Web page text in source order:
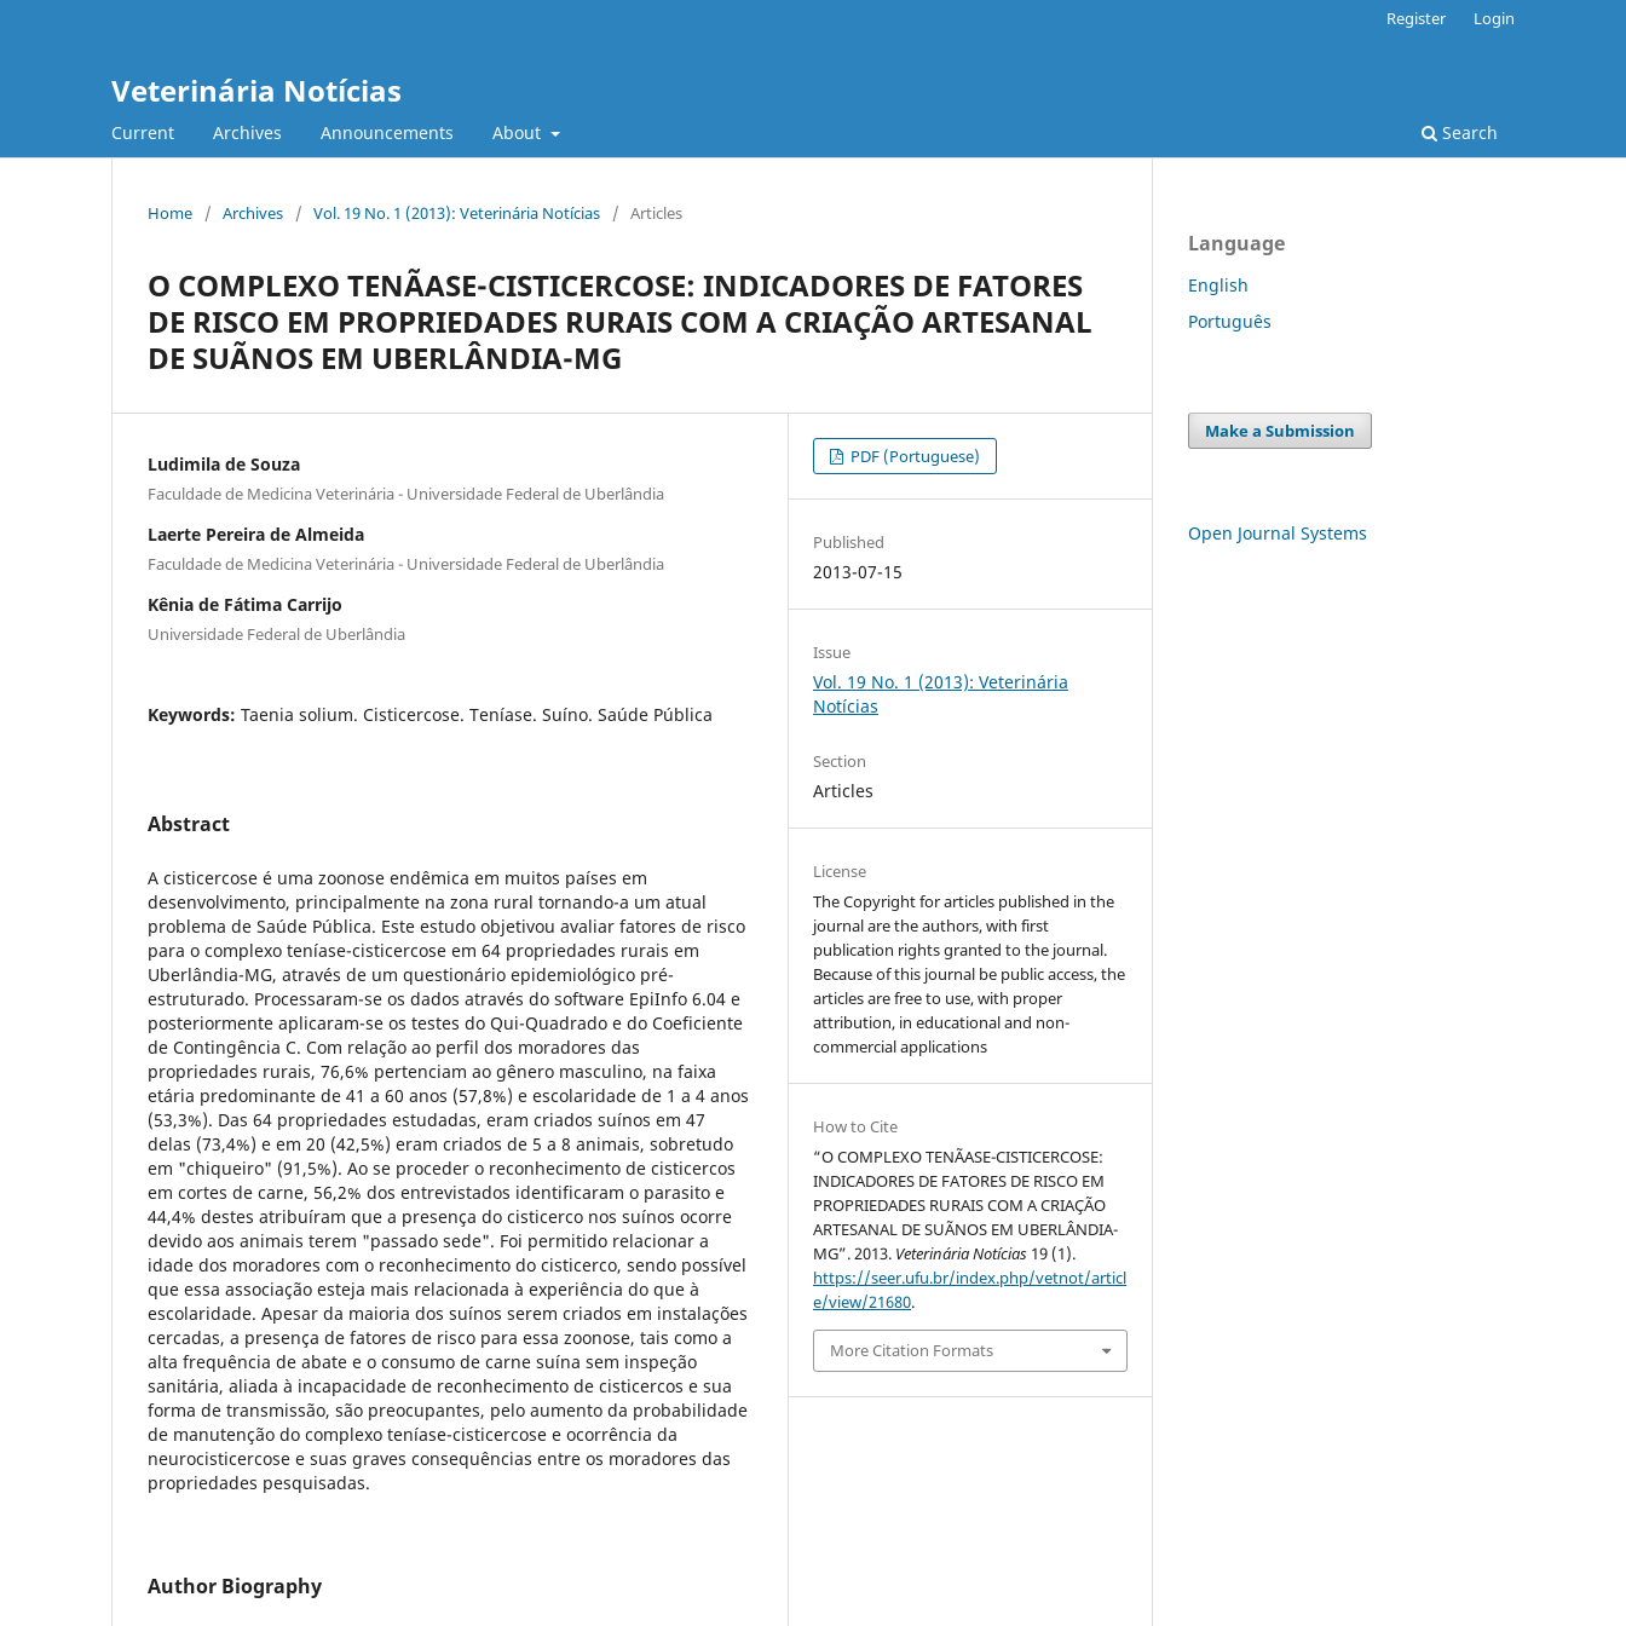
Veterinária Notícias
Current Archives Announcements About Search
Register Login
Home / Archives / Vol. 19 No. 1 (2013): Veterinária Notícias / Articles
O COMPLEXO TENÃASE-CISTICERCOSE: INDICADORES DE FATORES
DE RISCO EM PROPRIEDADES RURAIS COM A CRIAÇÃO ARTESANAL
DE SUÃNOS EM UBERLÂNDIA-MG
Ludimila de Souza
Faculdade de Medicina Veterinária - Universidade Federal de Uberlândia
Laerte Pereira de Almeida
Faculdade de Medicina Veterinária - Universidade Federal de Uberlândia
Kênia de Fátima Carrijo
Universidade Federal de Uberlândia
Keywords: Taenia solium. Cisticercose. Teníase. Suíno. Saúde Pública
Abstract
A cisticercose é uma zoonose endêmica em muitos países em
desenvolvimento, principalmente na zona rural tornando-a um atual
problema de Saúde Pública. Este estudo objetivou avaliar fatores de risco
para o complexo teníase-cisticercose em 64 propriedades rurais em
Uberlândia-MG, através de um questionário epidemiológico pré-
estruturado. Processaram-se os dados através do software EpiInfo 6.04 e
posteriormente aplicaram-se os testes do Qui-Quadrado e do Coeficiente
de Contingência C. Com relação ao perfil dos moradores das
propriedades rurais, 76,6% pertenciam ao gênero masculino, na faixa
etária predominante de 41 a 60 anos (57,8%) e escolaridade de 1 a 4 anos
(53,3%). Das 64 propriedades estudadas, eram criados suínos em 47
delas (73,4%) e em 20 (42,5%) eram criados de 5 a 8 animais, sobretudo
em "chiqueiro" (91,5%). Ao se proceder o reconhecimento de cisticercos
em cortes de carne, 56,2% dos entrevistados identificaram o parasito e
44,4% destes atribuíram que a presença do cisticerco nos suínos ocorre
devido aos animais terem "passado sede". Foi permitido relacionar a
idade dos moradores com o reconhecimento do cisticerco, sendo possível
que essa associação esteja mais relacionada à experiência do que à
escolaridade. Apesar da maioria dos suínos serem criados em instalações
cercadas, a presença de fatores de risco para essa zoonose, tais como a
alta frequência de abate e o consumo de carne suína sem inspeção
sanitária, aliada à incapacidade de reconhecimento de cisticercos e sua
forma de transmissão, são preocupantes, pelo aumento da probabilidade
de manutenção do complexo teníase-cisticercose e ocorrência da
neurocisticercose e suas graves consequências entre os moradores das
propriedades pesquisadas.
Author Biography
PDF (Portuguese)
Published
2013-07-15
Issue
Vol. 19 No. 1 (2013): Veterinária
Notícias
Section
Articles
License
The Copyright for articles published in the
journal are the authors, with first
publication rights granted to the journal.
Because of this journal be public access, the
articles are free to use, with proper
attribution, in educational and non-
commercial applications
How to Cite
“O COMPLEXO TENÃASE-CISTICERCOSE:
INDICADORES DE FATORES DE RISCO EM
PROPRIEDADES RURAIS COM A CRIAÇÃO
ARTESANAL DE SUÃNOS EM UBERLÂNDIA-
MG”. 2013. Veterinária Notícias 19 (1).
https://seer.ufu.br/index.php/vetnot/articl
e/view/21680.
More Citation Formats
Language
English
Português
Make a Submission
Open Journal Systems